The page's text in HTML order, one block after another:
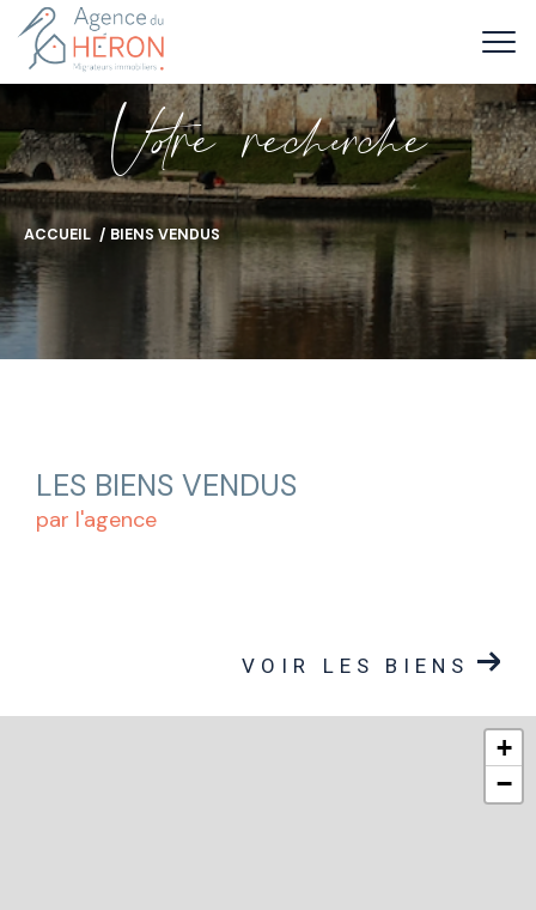
Vore recece
ACCUEIL BIENS VENDUS
LES BIENS VENDUS
par l'agence
VOIR LES BIENS
+
−